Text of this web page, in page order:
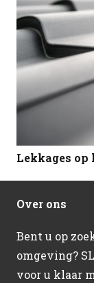
Lekkages op
Over ons
Bent u op
omgeving?
voor u klaar